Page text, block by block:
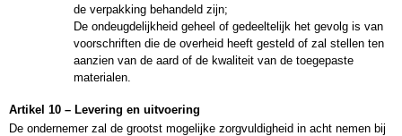
de verpakking behandeld zijn;
De ondeugdelijkheid geheel of gedeeltelijk het gevolg is van
voorschriften die de overheid heeft gesteld of zal stellen ten
aanzien van de aard of de kwaliteit van de toegepaste
materialen.
Artikel 10 – Levering en uitvoering
De ondernemer zal de grootst mogelijke zorgvuldigheid in acht nemen bij